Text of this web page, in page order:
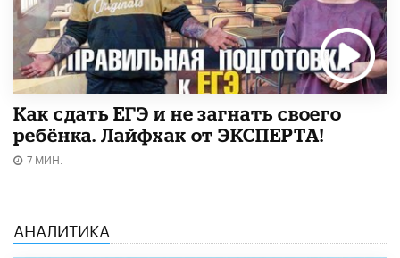
​Как сдать ЕГЭ и не загнать своего
ребёнка. Лайфхак от ЭКСПЕРТА!
7 МИН.
АНАЛИТИКА